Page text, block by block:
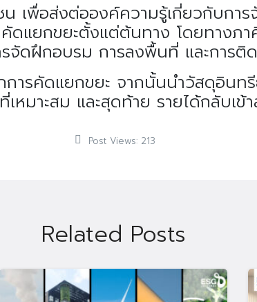
เพื่อส่งต่อองค์ความรู้เกี่ยวกับการ
ดแยกขยะตั้งแต่ต้นทาง โดยทางภ
จัดฝึกอบรม การลงพื้นที่ และการติ
ารคัดแยกขยะ จากนั้นนำวัสดุอินท
หมาะสม และสุดท้าย รายได้กลับเข้า
Post Views: 213
Related Posts